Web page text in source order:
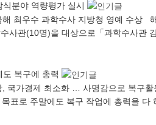
분야 역량평가 실시
최우수 과학수사 지방청 영예 수상
사관(10명)을 대상으로「과학수사관
복구에 총력
국가경제 최소화 … 사명감으로 복구
목표로 주말에도 복구 작업에 총력을